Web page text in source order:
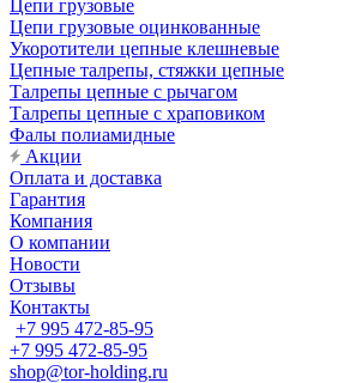
Цепи грузовые
Цепи грузовые оцинкованные
Укоротители цепные клешневые
Цепные талрепы, стяжки цепные
Талрепы цепные с рычагом
Талрепы цепные с храповиком
Фалы полиамидные
Акции
Оплата и доставка
Гарантия
Компания
О компании
Новости
Отзывы
Контакты
+7 995 472-85-95
+7 995 472-85-95
shop@tor-holding.ru